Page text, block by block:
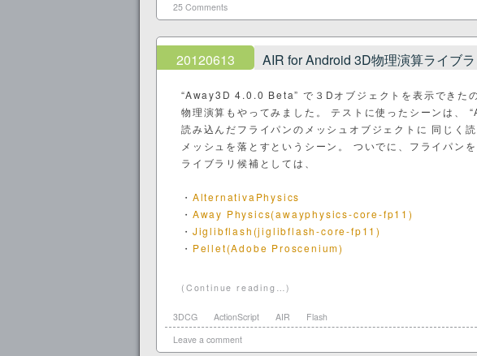
25 Comments
20120613 AIR for Android 3D物理演算ライブ
“Away3D 4.0.0 Beta” で３Dオブジェクトを表示できた
物理演算もやってみました。 テストに使ったシーンは
読み込んだフライパンのメッシュオブジェクトに 同じく
メッシュを落とすというシーン。 ついでに、フライパン
ライブラリ候補としては、
・ AlternativaPhysics
・ Away Physics(awayphysics-core-fp11)
・ Jiglibflash(jiglibflash-core-fp11)
・ Pellet(Adobe Proscenium)
(Continue reading…)
3DCG ActionScript AIR Flash
Leave a comment